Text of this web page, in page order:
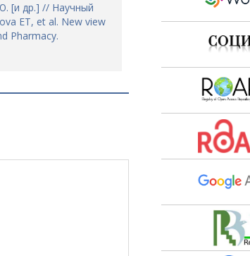
[и др.] // Научный
ET, et al. New view
Pharmacy.